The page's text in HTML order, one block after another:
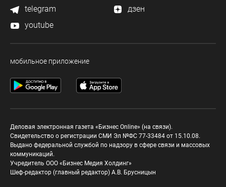
telegram
дзен
youtube
мобильное приложение
Деловая электронная газета «Бизнес Online» (на связи).
Свидетельство о регистрации СМИ Эл №ФС 77-33484 от 15.10.08.
Выдано федеральной службой по надзору в сфере связи и массовых
коммуникаций.
Учредитель ООО «Бизнес Медия Холдинг»
Шеф-редактор (главный редактор) А.В. Брусницын